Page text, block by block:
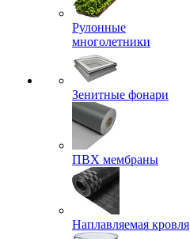
Рулонные
многолетники
Зенитные фонари
ПВХ мембраны
Наплавляемая кровля